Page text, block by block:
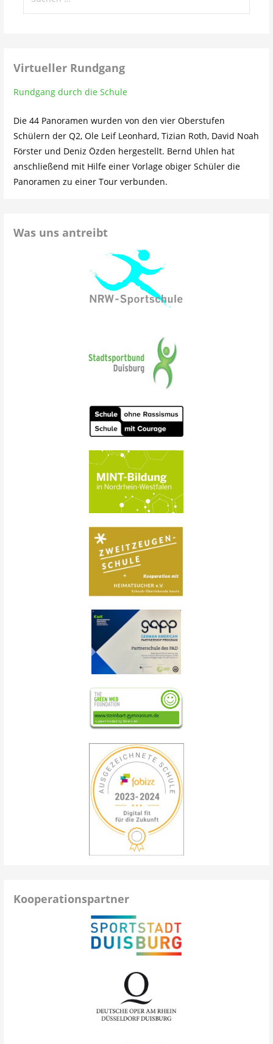
nach:
Virtueller Rundgang
Rundgang durch die Schule
Die 44 Panoramen wurden von den vier Oberstufen
Schülern der Q2, Ole Leif Leonhard, Tizian Roth, David Noah
Förster und Deniz Özden hergestellt. Bernd Uhlen hat
anschließend mit Hilfe einer Vorlage obiger Schüler die
Panoramen zu einer Tour verbunden.
Was uns antreibt
Kooperationspartner